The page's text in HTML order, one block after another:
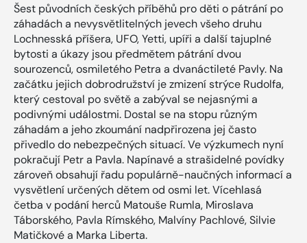
Šest původních českých příběhů pro děti o pátrání po
záhadách a nevysvětlitelných jevech všeho druhu
Lochnesská příšera, UFO, Yetti, upíři a další tajuplné
bytosti a úkazy jsou předmětem pátrání dvou
sourozenců, osmiletého Petra a dvanáctileté Pavly. Na
začátku jejich dobrodružství je zmizení strýce Rudolfa,
který cestoval po světě a zabýval se nejasnými a
podivnými událostmi. Dostal se na stopu různým
záhadám a jeho zkoumání nadpřirozena jej často
přivedlo do nebezpečných situací. Ve výzkumech nyní
pokračují Petr a Pavla. Napínavé a strašidelné povídky
zároveň obsahují řadu populárně-naučných informací a
vysvětlení určených dětem od osmi let. Vícehlasá
četba v podání herců Matouše Rumla, Miroslava
Táborského, Pavla Rímského, Malvíny Pachlové, Silvie
Matičkové a Marka Liberta.